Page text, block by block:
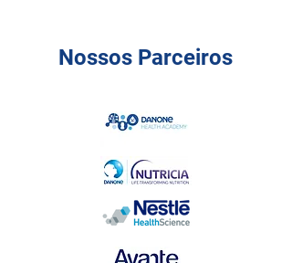
Nossos Parceiros